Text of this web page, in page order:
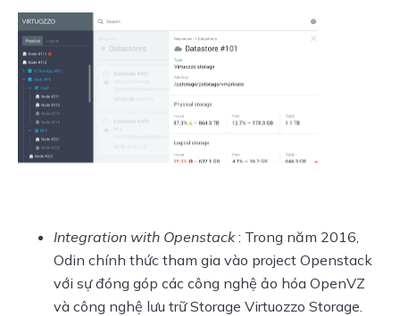
Integration with Openstack: Trong năm 2016,
Odin chính thức tham gia vào project Openstack
với sự đóng góp các công nghệ ảo hóa OpenVZ
và công nghệ lưu trữ Storage Virtuozzo Storage.